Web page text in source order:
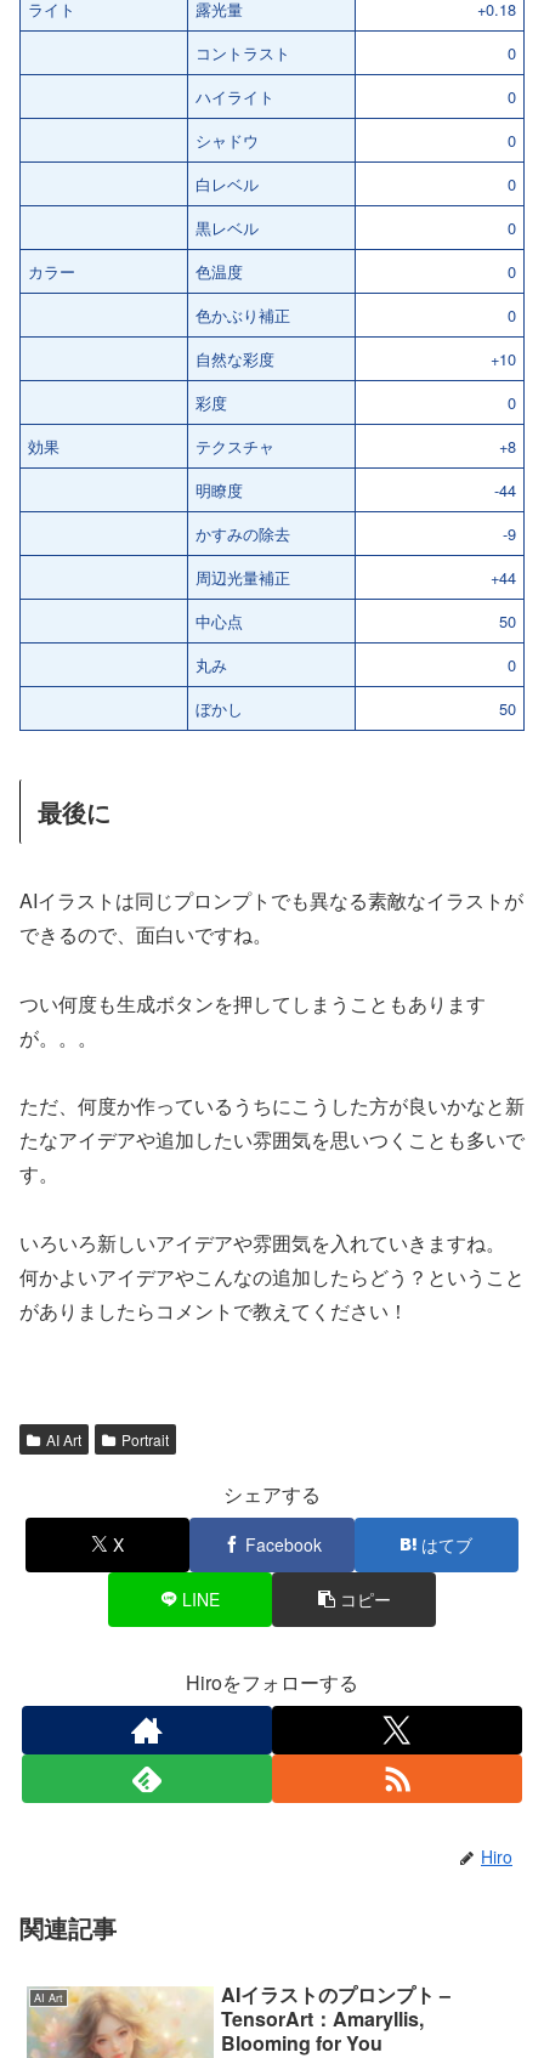
ライト 露光量
+0.18
コントラスト
0
ハイライト
0
シャドウ
0
白レベル
0
黒レベル
0
カラー
色温度
0
色かぶり補正
0
自然な彩度
+10
彩度
0
効果
テクスチャ
+8
明瞭度
-44
かすみの除去
-9
周辺光量補正
+44
中心点
50
丸み
0
ぼかし
50
最後に
AIイラストは同じプロンプトでも異なる素敵なイラストが
できるので、面白いですね。
つい何度も生成ボタンを押してしまうこともあります
が。。。
ただ、何度か作っているうちにこうした方が良いかなと新
たなアイデアや追加したい雰囲気を思いつくことも多いで
す。
いろいろ新しいアイデアや雰囲気を入れていきますね。
何かよいアイデアやこんなの追加したらどう？ということ
がありましたらコメントで教えてください！
AI Art Portrait
シェアする
X Facebook はてブ
LINE コピー
Hiroをフォローする
Hiro
関連記事
AI Art
AIイラストのプロンプト –
TensorArt：Amaryllis,
Blooming for You